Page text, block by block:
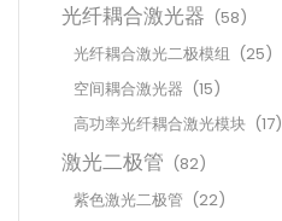
光纤耦合激光器 (58)
光纤耦合激光二极模组 (25)
空间耦合激光器 (15)
高功率光纤耦合激光模块 (17)
激光二极管 (82)
紫色激光二极管 (22)